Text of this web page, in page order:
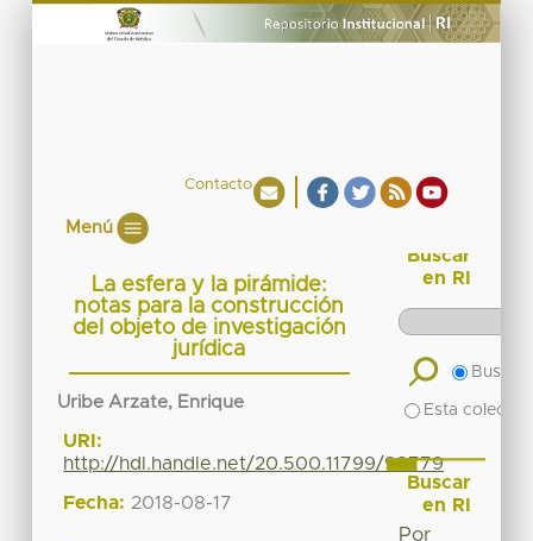
Contacto
Menú
La esfera y la pirámide:
notas para la construcción
del objeto de investigación
jurídica
Uribe Arzate, Enrique
URI:
http://hdl.handle.net/20.500.11799/98779
Fecha: 2018-08-17
Buscar
en RI
Buscar
Esta
Buscar
en RI
Por